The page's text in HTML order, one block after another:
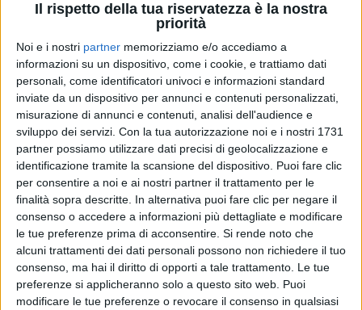
Il rispetto della tua riservatezza è la nostra
priorità
Noi e i nostri partner memorizziamo e/o accediamo a
informazioni su un dispositivo, come i cookie, e trattiamo dati
personali, come identificatori univoci e informazioni standard
inviate da un dispositivo per annunci e contenuti personalizzati,
misurazione di annunci e contenuti, analisi dell'audience e
sviluppo dei servizi. Con la tua autorizzazione noi e i nostri 1731
partner possiamo utilizzare dati precisi di geolocalizzazione e
identificazione tramite la scansione del dispositivo. Puoi fare clic
per consentire a noi e ai nostri partner il trattamento per le
finalità sopra descritte. In alternativa puoi fare clic per negare il
consenso o accedere a informazioni più dettagliate e modificare
le tue preferenze prima di acconsentire. Si rende noto che
alcuni trattamenti dei dati personali possono non richiedere il tuo
consenso, ma hai il diritto di opporti a tale trattamento. Le tue
preferenze si applicheranno solo a questo sito web. Puoi
modificare le tue preferenze o revocare il consenso in qualsiasi
Cosa c’era nel tuo cellulare quando sei tornato in
camera dopo la performance?
“Il messaggio che più mi ha colpito forse è stato
quello di mio padre perché lui è sempre molto critico
e trova sempre difetti, mentre ieri mi ha detto che gli
sono piaciuto al cento per cento. Ancora più di
questo però ce n’è un altro: appena mi sono seduto
è arrivato un audio di Jovanotti che si
complimentava per come ho fatto la canzone. E’
qualcosa di incredibile, potrei tatuarmi le sue
parole!”.
Qual è il tuo segreto di felicità?